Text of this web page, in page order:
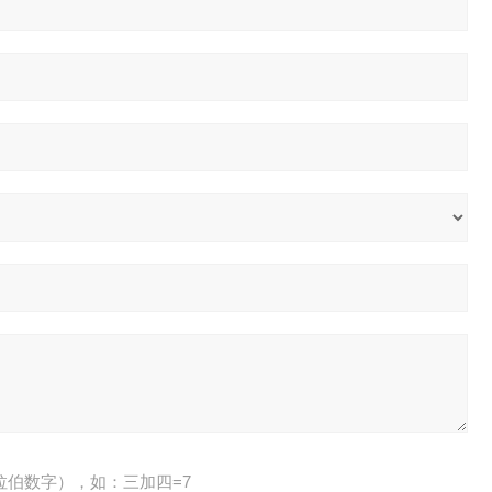
伯数字），如：三加四=7